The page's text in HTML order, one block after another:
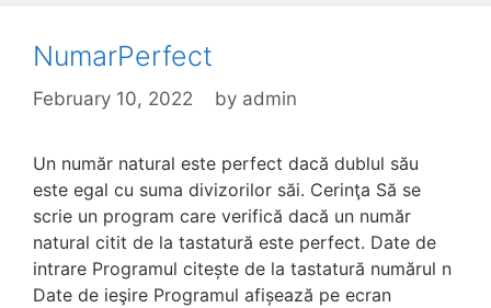
NumarPerfect
February 10, 2022 by admin
Un număr natural este perfect dacă dublul său
este egal cu suma divizorilor săi. Cerinţa Să se
scrie un program care verifică dacă un număr
natural citit de la tastatură este perfect. Date de
intrare Programul citește de la tastatură numărul n
Date de ieşire Programul afișează pe ecran